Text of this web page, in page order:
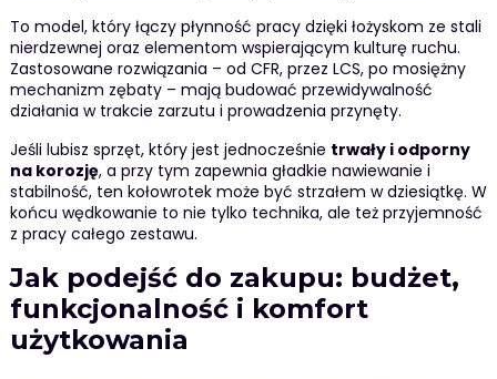
To model, który łączy płynność pracy dzięki łożyskom ze stali
nierdzewnej oraz elementom wspierającym kulturę ruchu.
Zastosowane rozwiązania – od CFR, przez LCS, po mosiężny
mechanizm zębaty – mają budować przewidywalność
działania w trakcie zarzutu i prowadzenia przynęty.
Jeśli lubisz sprzęt, który jest jednocześnie trwały i odporny
na korozję, a przy tym zapewnia gładkie nawiewanie i
stabilność, ten kołowrotek może być strzałem w dziesiątkę. W
końcu wędkowanie to nie tylko technika, ale też przyjemność
z pracy całego zestawu.
Jak podejść do zakupu: budżet,
funkcjonalność i komfort
użytkowania